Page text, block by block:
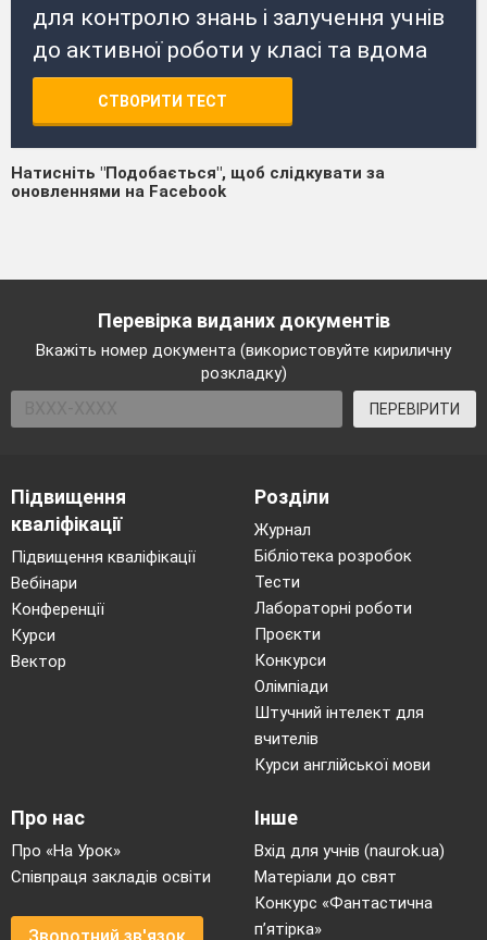
для контролю знань і залучення учнів
до активної роботи у класі та вдома
СТВОРИТИ ТЕСТ
Натисніть "Подобається", щоб слідкувати за
оновленнями на Facebook
Перевірка виданих документів
Вкажіть номер документа (використовуйте кириличну
розкладку)
ПЕРЕВІРИТИ
Підвищення
кваліфікації
Підвищення кваліфікації
Вебінари
Конференції
Курси
Вектор
Розділи
Журнал
Бібліотека розробок
Тести
Лабораторні роботи
Проєкти
Конкурси
Олімпіади
Штучний інтелект для
вчителів
Курси англійської мови
Про нас
Про «На Урок»
Співпраця закладів освіти
Інше
Вхід для учнів (naurok.ua)
Матеріали до свят
Конкурс «Фантастична
п’ятірка»